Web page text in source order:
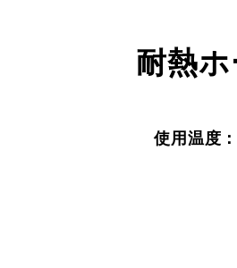
耐熱
使用温度